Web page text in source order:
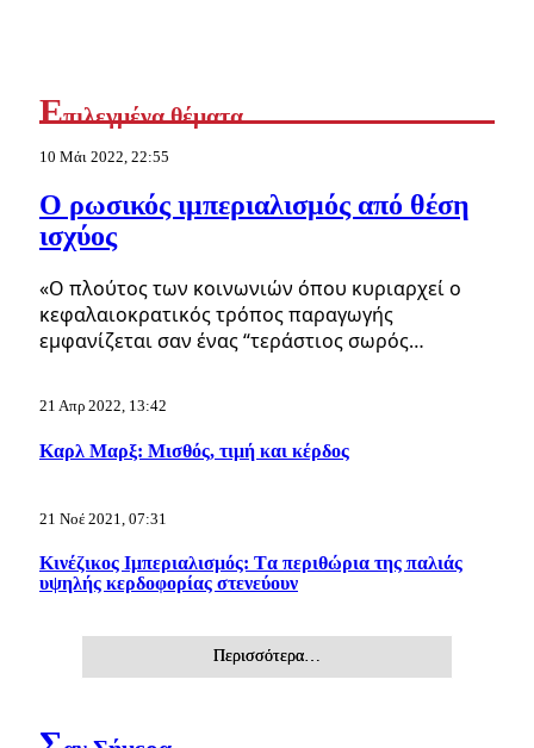
Επιλεγμένα θέματα
10 Μάι 2022, 22:55
Ο ρωσικός ιμπεριαλισμός από θέση
ισχύος
«Ο πλούτος των κοινωνιών όπου κυριαρχεί ο
κεφαλαιοκρατικός τρόπος παραγωγής
εμφανίζεται σαν ένας “τεράστιος σωρός…
21 Απρ 2022, 13:42
Καρλ Μαρξ: Μισθός, τιμή και κέρδος
21 Νοέ 2021, 07:31
Κινέζικος Ιμπεριαλισμός: Tα περιθώρια της παλιάς
υψηλής κερδοφορίας στενεύουν
Περισσότερα…